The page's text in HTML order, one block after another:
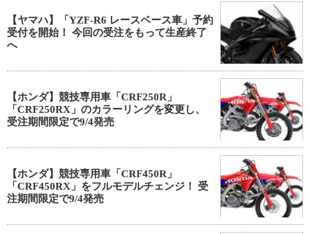
【ヤマハ】「YZF-R6 レースベース車」予約
受付を開始！ 今回の受注をもって生産終了
へ
【ホンダ】競技専用車「CRF250R」
「CRF250RX」のカラーリングを変更し、
受注期間限定で9/4発売
【ホンダ】競技専用車「CRF450R」
「CRF450RX」をフルモデルチェンジ！ 受
注期間限定で9/4発売